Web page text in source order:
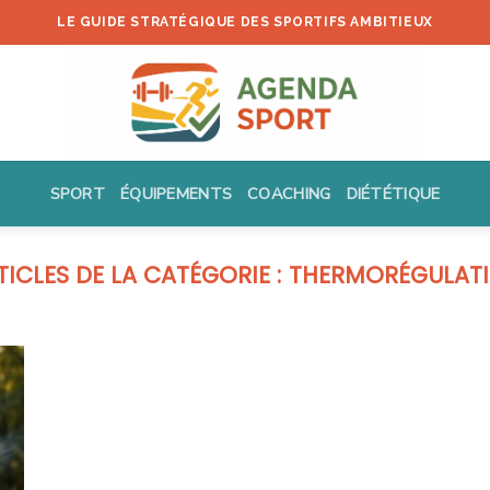
LE GUIDE STRATÉGIQUE DES SPORTIFS AMBITIEUX
SPORT ÉQUIPEMENTS COACHING DIÉTÉTIQUE